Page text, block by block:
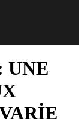
UNE